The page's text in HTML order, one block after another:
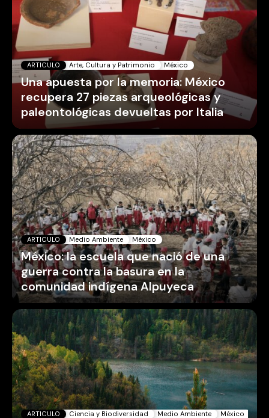
ARTICULO Arte, Cultura y Patrimonio México
Una apuesta por la memoria: México
recupera 27 piezas arqueológicas y
paleontológicas devueltas por Italia
ARTICULO Medio Ambiente México
México: la escuela que nació de una
guerra contra la basura en la
comunidad indígena Alpuyeca
ARTICULO Ciencia y Biodiversidad Medio Ambiente México